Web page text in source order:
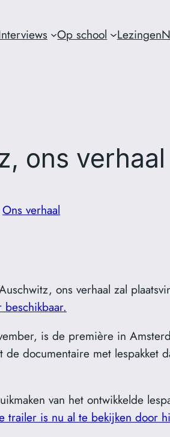
Op school Lezingen
ons verhaal
Ons verhaal
ons verhaal zal
is de première in
documentaire met lespakket
van het ontwikkelde
trailer is nu al te bekijken door